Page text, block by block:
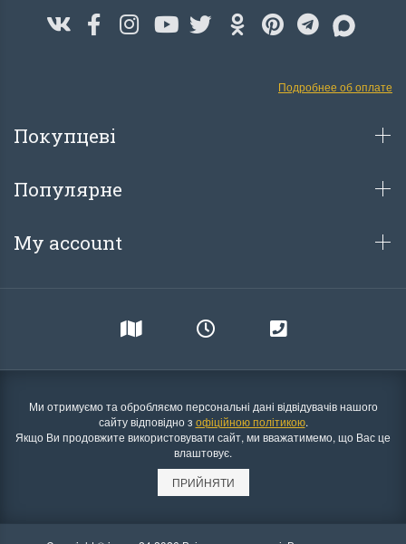
Подробнее об оплате
Покупцеві
Популярне
My account
Ми отримуємо та обробляємо персональні дані відвідувачів нашого
сайту відповідно з офіційною політикою.
Якщо Ви продовжите використовувати сайт, ми вважатимемо, що Вас це
влаштовує.
ПРИЙНЯТИ